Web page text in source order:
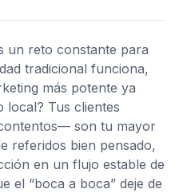
un reto constante para
tradicional funciona,
más potente ya
local? Tus clientes
son tu mayor
referidos bien pensado,
en un flujo estable de
el “boca a boca” deje de